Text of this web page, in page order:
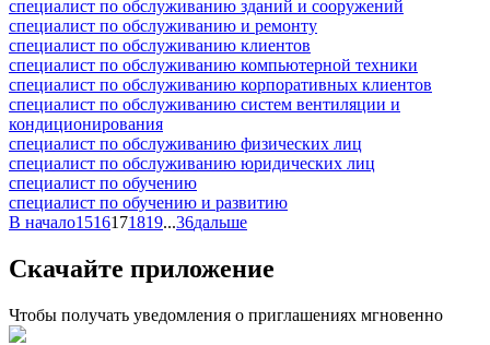
специалист по обслуживанию зданий и сооружений
специалист по обслуживанию и ремонту
специалист по обслуживанию клиентов
специалист по обслуживанию компьютерной техники
специалист по обслуживанию корпоративных клиентов
специалист по обслуживанию систем вентиляции и
кондиционирования
специалист по обслуживанию физических лиц
специалист по обслуживанию юридических лиц
специалист по обучению
специалист по обучению и развитию
В начало1516171819...36дальше
Скачайте приложение
Чтобы получать уведомления о приглашениях мгновенно